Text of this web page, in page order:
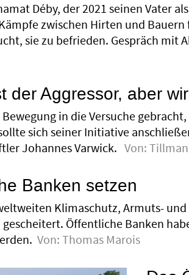
Déby, der 2021 seinen Vater
zwischen Hirten und
sie zu befrieden. Gespräch mit
der Aggressor, aber
in die Versuche
sich seiner Initiative
Johannes Varwick. Von:
Banken setzen
Klimaschutz, Armuts-
Öffentliche Banken
Von:Thomas Marois